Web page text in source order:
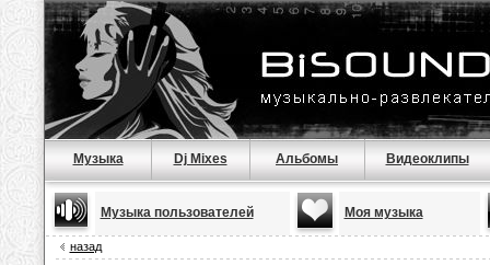
Музыка Dj Mixes Альбомы Видеоклипы
Музыка пользователей Моя музыка
назад